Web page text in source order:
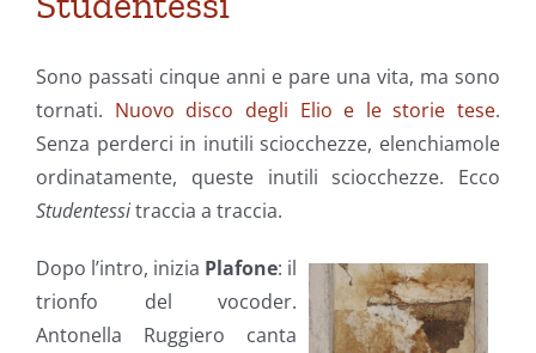
Sono passati cinque anni e pare una vita, ma sono
tornati. Nuovo disco degli Elio e le storie tese.
Senza perderci in inutili sciocchezze, elenchiamole
ordinatamente, queste inutili sciocchezze. Ecco
Studentessitraccia a traccia.
Dopo l’intro, inizia Plafone: il
trionfo del vocoder.
Antonella Ruggiero canta